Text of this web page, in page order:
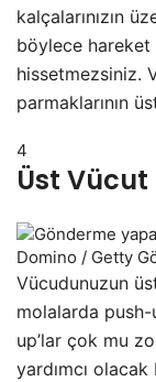
kalçalarınızın
böylece hareket
hissetmezsiniz.
parmaklarının
4
Üst Vücut
Domino / Getty
Vücudunuzun
molalarda push-
up’lar çok mu
yardımcı